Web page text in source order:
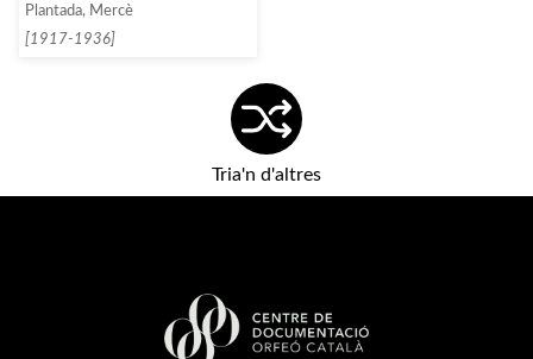
qual s’interpretaran «el retablo
de Maese Pedro», entre
Plantada, Mercè
[1917-1936]
Tria'n d'altres